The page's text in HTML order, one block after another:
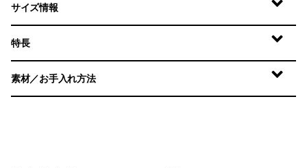
サイズ情報
特長
素材／お手入れ方法